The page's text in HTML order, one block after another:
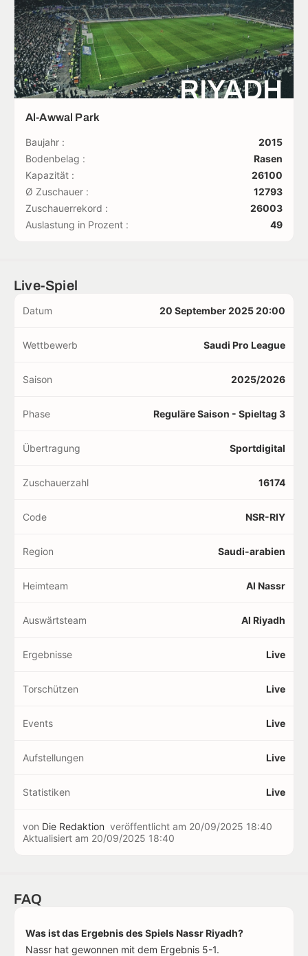
RIYADH
Al-Awwal Park
Baujahr :
2015
Bodenbelag :
Rasen
Kapazität :
26100
Ø Zuschauer :
12793
Zuschauerrekord :
26003
Auslastung in Prozent :
49
Live-Spiel
Datum 20 September 2025 20:00
Wettbewerb Saudi Pro League
Saison 2025/2026
Phase Reguläre Saison - Spieltag 3
Übertragung Sportdigital
Zuschauerzahl 16174
Code NSR-RIY
Region Saudi-arabien
Heimteam Al Nassr
Auswärtsteam Al Riyadh
Ergebnisse Live
Torschützen Live
Events Live
Aufstellungen Live
Statistiken Live
von Die Redaktion veröffentlicht am 20/09/2025 18:40
Aktualisiert am 20/09/2025 18:40
FAQ
Was ist das Ergebnis des Spiels Nassr Riyadh?
Nassr hat gewonnen mit dem Ergebnis 5-1.